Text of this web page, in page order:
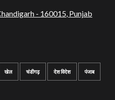
- 160015, Punjab
खेल चंडीगढ़ देश विदेश पंजाब